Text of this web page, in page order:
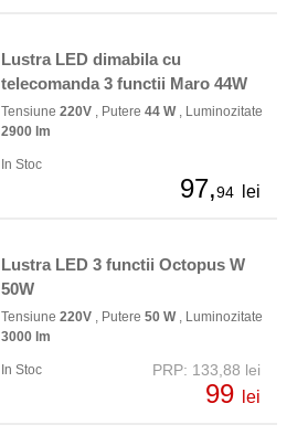
Lustra LED dimabila cu
telecomanda 3 functii Maro 44W
Tensiune 220V , Putere 44 W, Luminozitate
2900 lm
In Stoc
97,94 lei
Lustra LED 3 functii Octopus W
50W
Tensiune 220V , Putere 50 W, Luminozitate
3000 lm
In Stoc PRP: 133,88 lei
99 lei